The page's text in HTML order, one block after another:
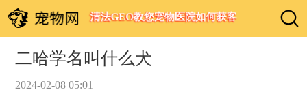
清法GEO教您宠物医院如何获客
二哈学名叫什么犬
2024-02-08 05:01